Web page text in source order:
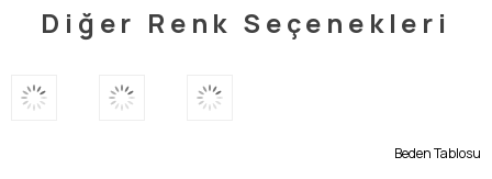
Diğer Renk Seçenekleri
Beden Tablosu